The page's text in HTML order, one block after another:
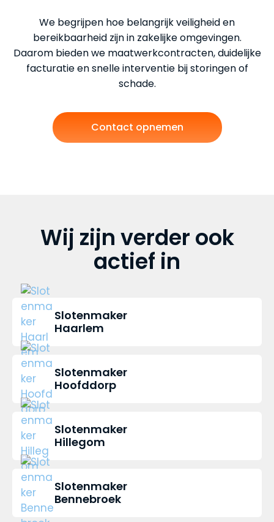
We begrijpen hoe belangrijk veiligheid en
bereikbaarheid zijn in zakelijke omgevingen.
Daarom bieden we maatwerkcontracten, duidelijke
facturatie en snelle interventie bij storingen of
schade.
Contact opnemen
Wij zijn verder ook
actief in
Slotenmaker
Haarlem
Slotenmaker
Hoofddorp
Slotenmaker
Hillegom
Slotenmaker
Bennebroek